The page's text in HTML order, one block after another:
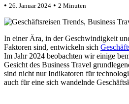
• 26. Januar 2024 • 2 Minuten
In einer Ära, in der Geschwindigkeit
Faktoren sind, entwickeln sich
Im Jahr 2024 beobachten wir einige
Gesicht des Business Travel
sind nicht nur Indikatoren für
auch für eine sich wandelnde